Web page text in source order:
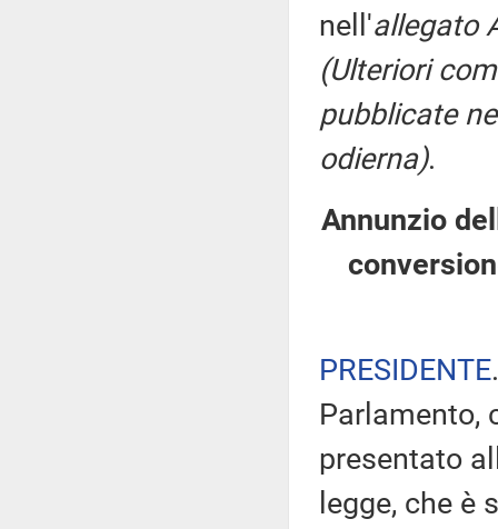
nell'allegato
(Ulteriori
pubblicate
odierna).
Annunzio
PRESIDENTE
Parlamento,
presentato
legge, che